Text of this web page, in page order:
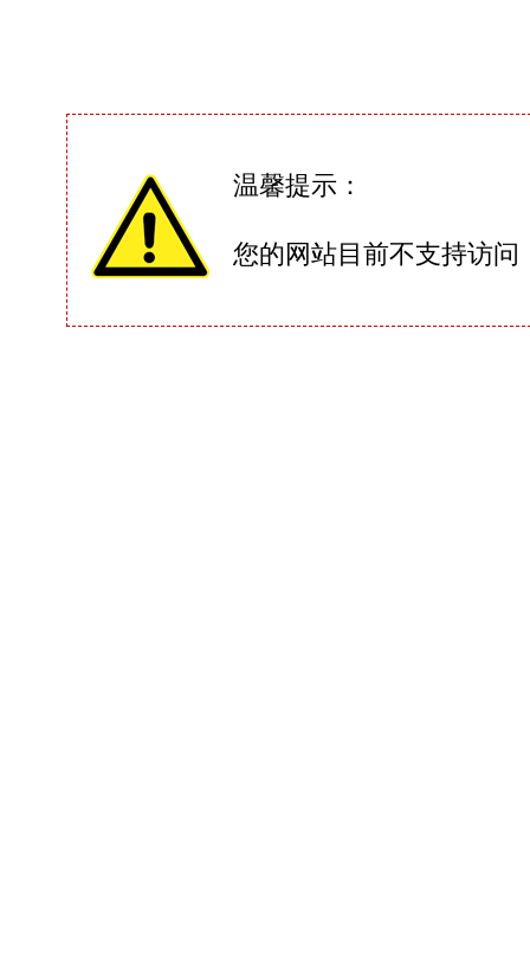
温馨提示：
您的网站目前不支持访